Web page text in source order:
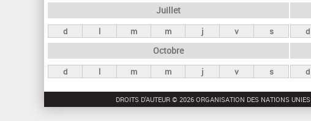
p
a
x
Juillet
d l m m j v s d
Octobre
d l m m j v s d
DROITS D'AUTEUR © 2026 ORGANISATION DES NATIONS UNIES